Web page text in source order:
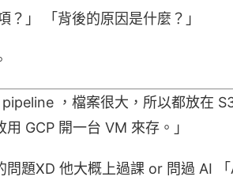
？」 「背後的原因是什麼？」
，檔案很大，所以都放在
GCP 開一台 VM 來存。」
題XD 他大概上過課 or 問過 AI